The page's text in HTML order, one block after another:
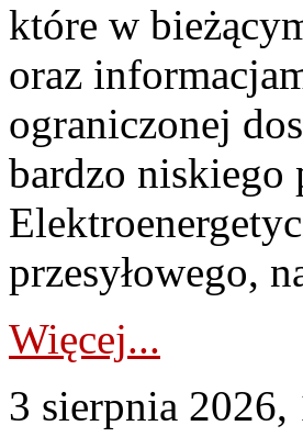
które w
oraz
ograniczonej
bardzo
przesyłowego,
Więcej...
3 sierpnia 2026,